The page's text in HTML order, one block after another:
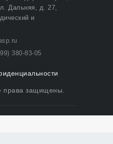
Дальняя, д. 27,
и
380-83-05
права защищены.